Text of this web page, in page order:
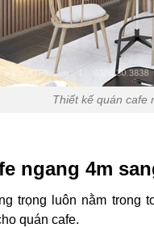
Thiết kế quán cafe
ngang 4m
trọng luôn nằm
quán cafe.